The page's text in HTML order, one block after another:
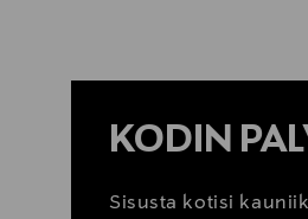
KODIN
Sisusta kotisi